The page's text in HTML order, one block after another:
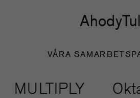
Ahody
VÅRA
Oktavilla